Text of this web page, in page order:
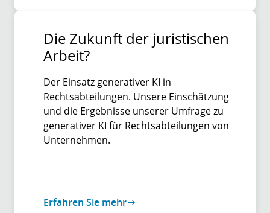
Die Zukunft der juristischen
Arbeit?
Der Einsatz generativer KI in
Rechtsabteilungen. Unsere Einschätzung
und die Ergebnisse unserer Umfrage zu
generativer KI für Rechtsabteilungen von
Unternehmen.
Erfahren Sie mehr